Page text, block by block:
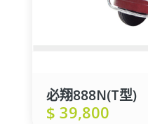
必翔888N(T型)
$ 39,800